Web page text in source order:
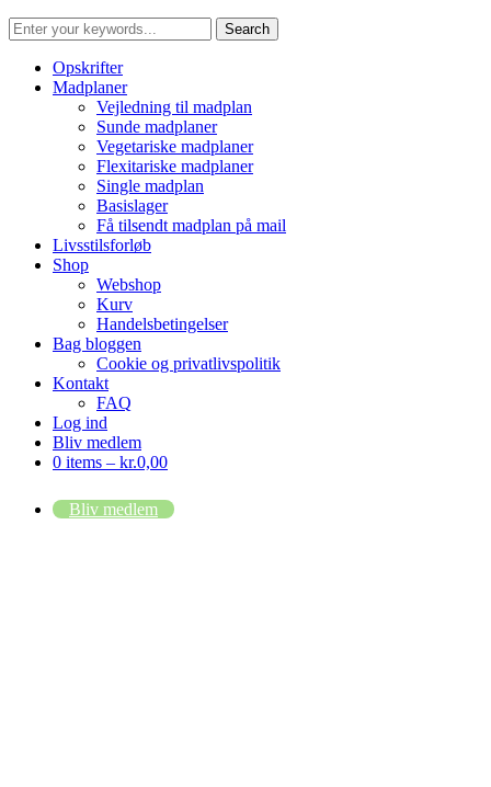
Opskrifter
Madplaner
Vejledning til madplan
Sunde madplaner
Vegetariske madplaner
Flexitariske madplaner
Single madplan
Basislager
Få tilsendt madplan på mail
Livsstilsforløb
Shop
Webshop
Kurv
Handelsbetingelser
Bag bloggen
Cookie og privatlivspolitik
Kontakt
FAQ
Log ind
Bliv medlem
0 items – kr.0,00
Bliv medlem